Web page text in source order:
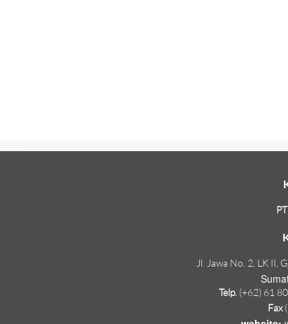
Jl. Jawa No. 2, LK II,
Telp. (+62) 61
Fax